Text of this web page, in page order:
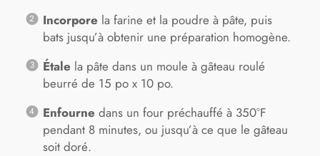
Incorpore la farine et la poudre à pâte, puis
bats jusqu’à obtenir une préparation homogène.
Étale la pâte dans un moule à gâteau roulé
beurré de 15 po x 10 po.
Enfourne dans un four préchauffé à 350°F
pendant 8 minutes, ou jusqu’à ce que le gâteau
soit doré.